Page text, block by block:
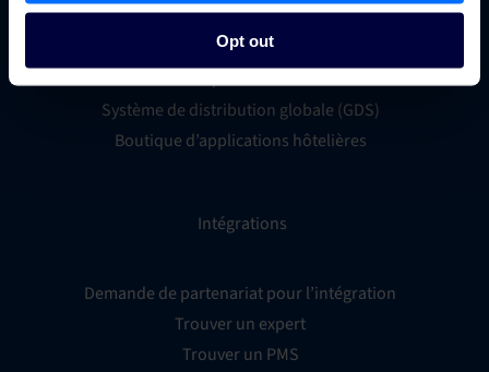
Opt out
Traitement des paiements hôteliers
Engagement client
Système de distribution globale (GDS)
Boutique d’applications hôtelières
Intégrations
Demande de partenariat pour l’intégration
Trouver un expert
Trouver un PMS